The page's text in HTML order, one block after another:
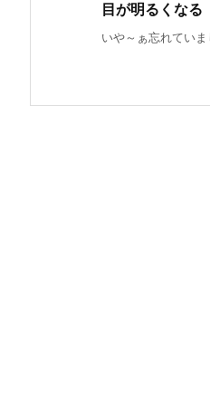
目が明るくなる
いや～ぁ忘れてい